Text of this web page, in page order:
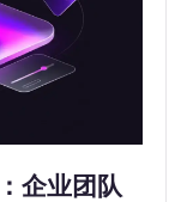
企业团队